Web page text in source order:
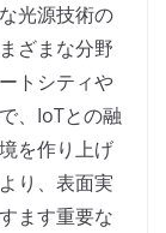
光源技術の
ざまな分野
トシティや
、IoTとの融
を作り上げ
り、表面実
ます重要な